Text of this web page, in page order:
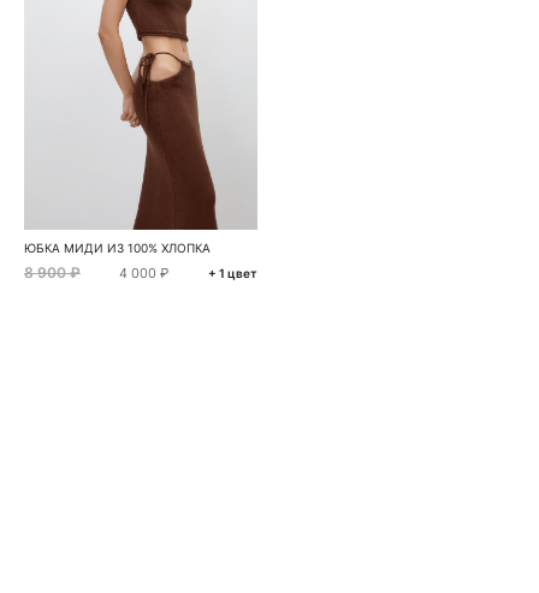
ЮБКА МИДИ ИЗ 100% ХЛОПКА
8 900 ₽ 4 000 ₽ + 1 цвет